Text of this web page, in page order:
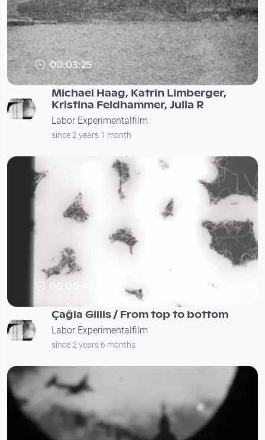
00:03:25
Michael Haag, Katrin Limberger,
Kristina Feldhammer, Julia R
Labor Experimentalfilm
since 2 years 1 month
00:00:43
Çağla Gillis / From top to bottom
Labor Experimentalfilm
since 2 years 6 months